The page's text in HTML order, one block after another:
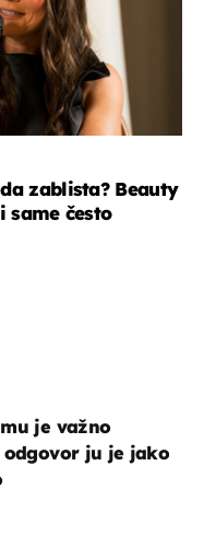
zablista? Beauty
često
je važno
ju je jako